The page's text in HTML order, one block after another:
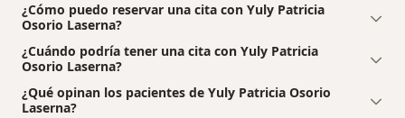
¿Cómo puedo reservar una cita con Yuly Patricia
Osorio Laserna?
¿Cuándo podría tener una cita con Yuly Patricia
Osorio Laserna?
¿Qué opinan los pacientes de Yuly Patricia Osorio
Laserna?